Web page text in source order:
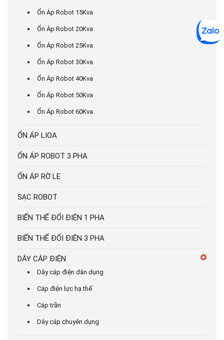
Ổn Áp Robot 15Kva
Ổn Áp Robot 20Kva
Ổn Áp Robot 25Kva
Ổn Áp Robot 30Kva
Ổn Áp Robot 40Kva
Ổn Áp Robot 50Kva
Ổn Áp Robot 60Kva
ỔN ÁP LIOA
ỔN ÁP ROBOT 3 PHA
ỔN ÁP RỜ LE
SẠC ROBOT
BIẾN THẾ ĐỔI ĐIỆN 1 PHA
BIẾN THẾ ĐỔI ĐIỆN 3 PHA
DÂY CÁP ĐIỆN
Dây cáp điện dân dụng
Cáp điện lực hạ thế
Cáp trần
Dây cáp chuyên dụng